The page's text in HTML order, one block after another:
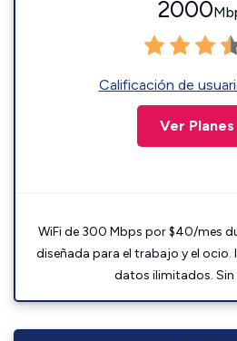
2000
Calificación de
Ver Planes
WiFi de 300 Mbps por $40/mes
diseñada para el trabajo y el ocio.
datos ilimitados.